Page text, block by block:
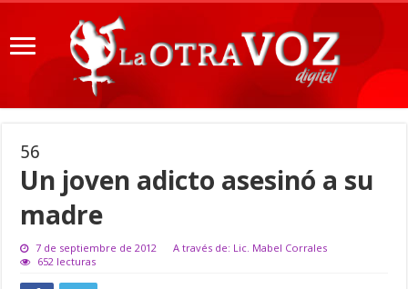
56
Un joven adicto asesinó a su
madre
7 de septiembre de 2012
A través de: Lic. Mabel Corrales
652 lecturas